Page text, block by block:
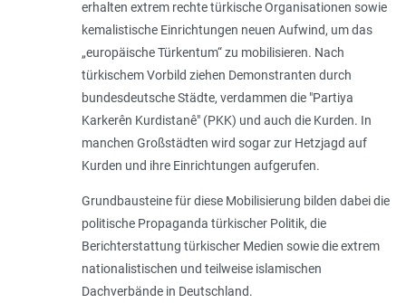
erhalten extrem rechte türkische Organisationen sowie
kemalistische Einrichtungen neuen Aufwind, um das
„europäische Türkentum“ zu mobilisieren. Nach
türkischem Vorbild ziehen Demonstranten durch
bundesdeutsche Städte, verdammen die "Partiya
Karkerên Kurdistanê" (PKK) und auch die Kurden. In
manchen Großstädten wird sogar zur Hetzjagd auf
Kurden und ihre Einrichtungen aufgerufen.
Grundbausteine für diese Mobilisierung bilden dabei die
politische Propaganda türkischer Politik, die
Berichterstattung türkischer Medien sowie die extrem
nationalistischen und teilweise islamischen
Dachverbände in Deutschland.